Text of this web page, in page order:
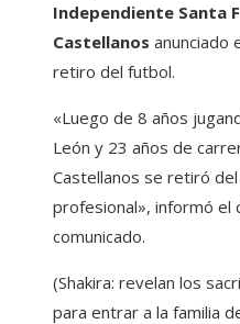
Independiente Santa
Castellanos anunciado
retiro del futbol.
«Luego de 8 años
León y 23 años de
Castellanos se retiró
profesional», informó el
comunicado.
(Shakira: revelan los
para entrar a la familia